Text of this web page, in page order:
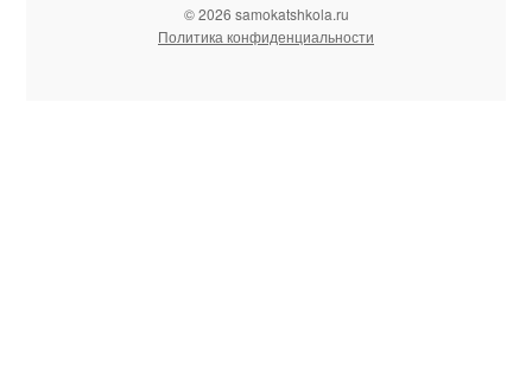
© 2026 samokatshkola.ru
Политика конфиденциальности